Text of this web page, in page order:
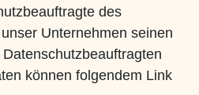
des
Unternehmen seinen
können folgendem Link